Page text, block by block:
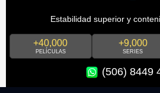
Estabilidad superior y
+40,000
PELÍCULAS
+9,000
SERIES
(506) 8449